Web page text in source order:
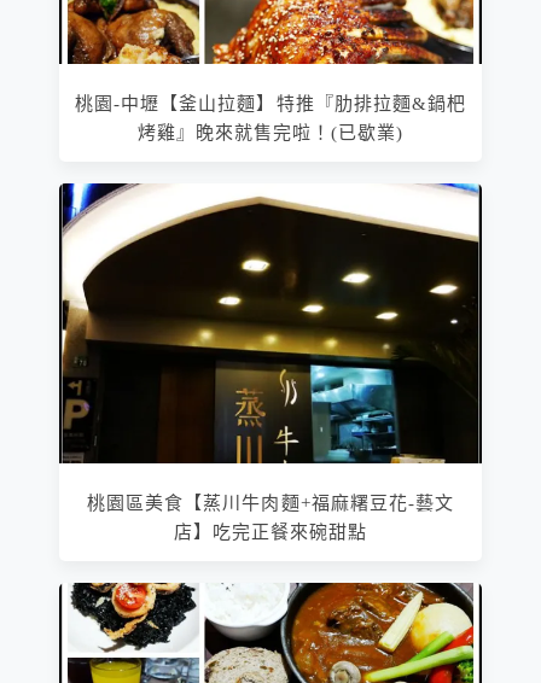
桃園-中壢【釜山拉麵】特推『肋排拉麵&鍋杷
烤雞』晚來就售完啦！(已歇業)
桃園區美食【蒸川牛肉麵+福麻糬豆花-藝文
店】吃完正餐來碗甜點